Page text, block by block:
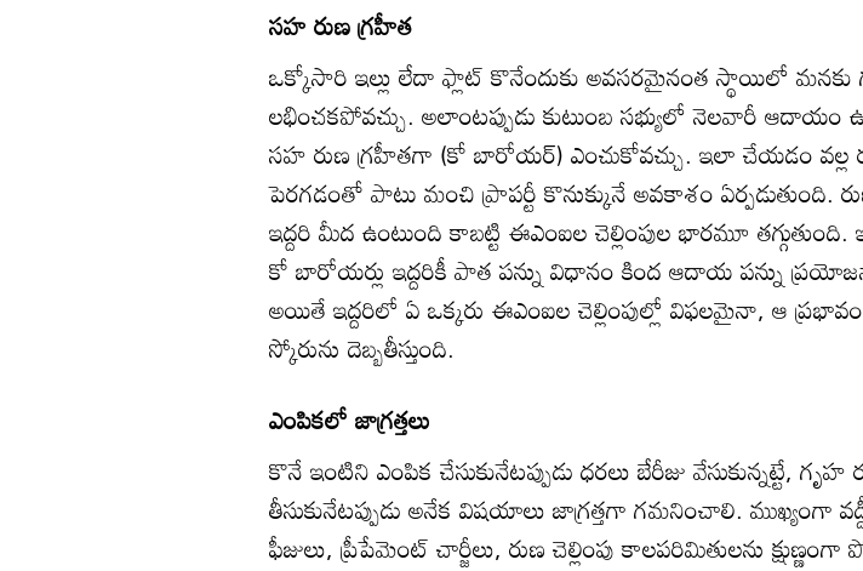
సహ రుణ గ్రహీత
ఒక్కోసారి ఇల్లు లేదా ఫ్లాట్‌ కొనేందుకు అవసరమైనంత స్థాయిలో మనకు
లభించకపోవచ్చు. అలాంటప్పుడు కుటుంబ సభ్యులో నెలవారీ ఆదాయం
సహ రుణ గ్రహీతగా (కో బారోయర్‌) ఎంచుకోవచ్చు. ఇలా చేయడం వల్ల
పెరగడంతో పాటు మంచి ప్రాపర్టీ కొనుక్కునే అవకాశం ఏర్పడుతుంది.
ఇద్దరి మీద ఉంటుంది కాబట్టి ఈఎంఐల చెల్లింపుల భారమూ
కో బారోయర్లు ఇద్దరికీ పాత పన్ను విధానం కింద ఆదాయ పన్ను
అయితే ఇద్దరిలో ఏ ఒక్కరు ఈఎంఐల చెల్లింపుల్లో విఫలమైనా, ఆ ప్రభావం
స్కోరును దెబ్బతీస్తుంది.
ఎంపికలో జాగ్రత్తలు
కొనే ఇంటిని ఎంపిక చేసుకునేటప్పుడు ధరలు బేరీజు వేసుకున్నట్టే, గృహ
తీసుకునేటప్పుడు అనేక విషయాలు జాగ్రత్తగా గమనించాలి. ముఖ్యంగా
ఫీజులు, ప్రీపేమెంట్‌ చార్జీలు, రుణ చెల్లింపు కాలపరిమితులను